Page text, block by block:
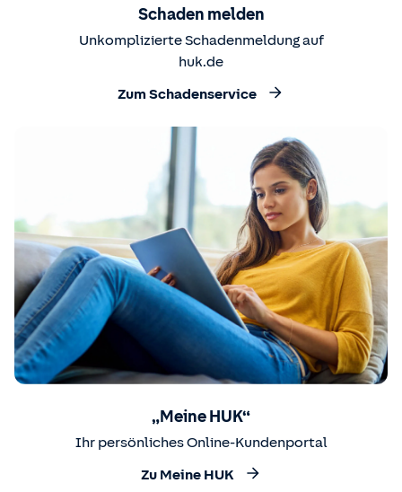
Schaden melden
Unkomplizierte Schadenmeldung auf
huk.de
Zum Schadenservice
„Meine HUK“
Ihr persönliches Online-Kundenportal
Zu Meine HUK